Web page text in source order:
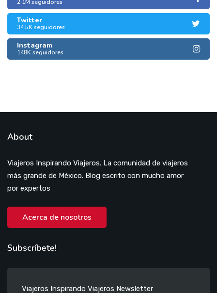
2.1M seguidores
Twitter
34.5K seguidores
Instagram
148K seguidores
About
Viajeros Inspirando Viajeros. La comunidad de viajeros
más grande de México. Blog escrito con mucho amor
por expertos
Acerca de nosotros
Subscríbete!
Viajeros Inspirando Viajeros Newsletter